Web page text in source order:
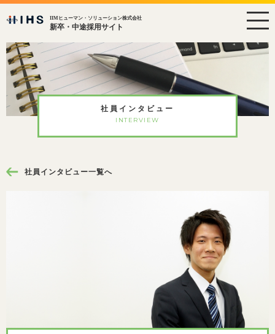
IIMヒューマン・ソリューション株式会社
新卒・中途採用サイト
社員インタビュー
INTERVIEW
社員インタビュー一覧へ